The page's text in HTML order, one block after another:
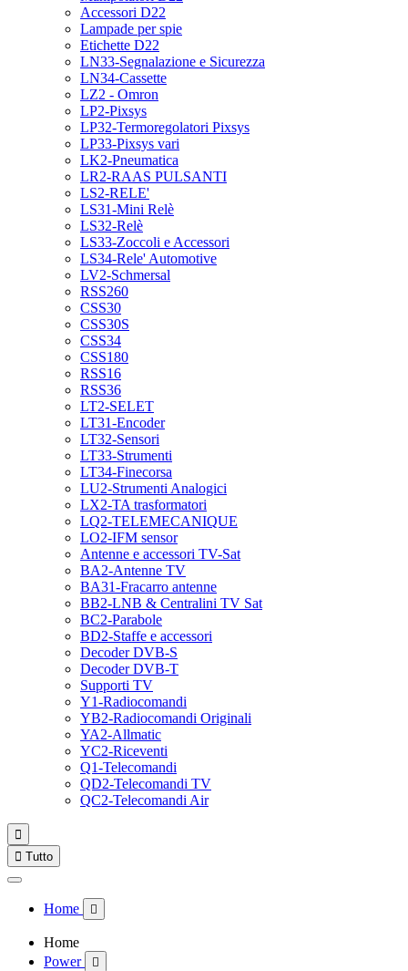
Accessori D22
Lampade per spie
Etichette D22
LN33-Segnalazione e Sicurezza
LN34-Cassette
LZ2 - Omron
LP2-Pixsys
LP32-Termoregolatori Pixsys
LP33-Pixsys vari
LK2-Pneumatica
LR2-RAAS PULSANTI
LS2-RELE'
LS31-Mini Relè
LS32-Relè
LS33-Zoccoli e Accessori
LS34-Rele' Automotive
LV2-Schmersal
RSS260
CSS30
CSS30S
CSS34
CSS180
RSS16
RSS36
LT2-SELET
LT31-Encoder
LT32-Sensori
LT33-Strumenti
LT34-Finecorsa
LU2-Strumenti Analogici
LX2-TA trasformatori
LQ2-TELEMECANIQUE
LO2-IFM sensor
Antenne e accessori TV-Sat
BA2-Antenne TV
BA31-Fracarro antenne
BB2-LNB & Centralini TV Sat
BC2-Parabole
BD2-Staffe e accessori
Decoder DVB-S
Decoder DVB-T
Supporti TV
Y1-Radiocomandi
YB2-Radiocomandi Originali
YA2-Allmatic
YC2-Riceventi
Q1-Telecomandi
QD2-Telecomandi TV
QC2-Telecomandi Air

 Tutto
Home 
Home
Power
